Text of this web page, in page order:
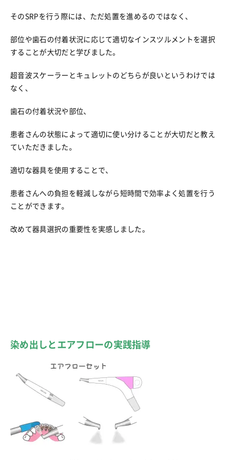
そのSRPを行う際には、ただ処置を進めるのではなく、
部位や歯石の付着状況に応じて適切なインスツルメントを選択
することが大切だと学びました。
超音波スケーラーとキュレットのどちらが良いというわけでは
なく、
歯石の付着状況や部位、
患者さんの状態によって適切に使い分けることが大切だと教え
ていただきました。
適切な器具を使用することで、
患者さんへの負担を軽減しながら短時間で効率よく処置を行う
ことができます。
改めて器具選択の重要性を実感しました。
染め出しとエアフローの実践指導